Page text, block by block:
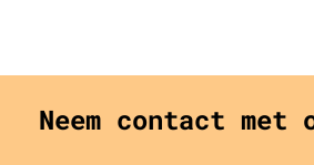
Neem contact met